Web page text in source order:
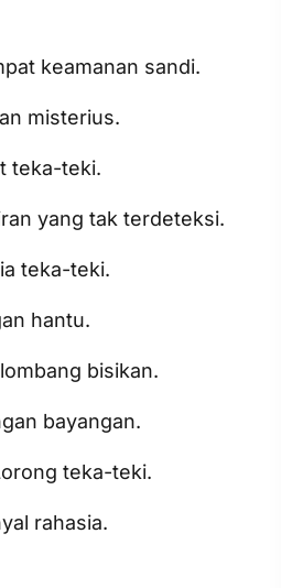
keamanan sandi.
misterius.
teka-teki.
yang tak terdeteksi.
teka-teki.
hantu.
bisikan.
bayangan.
teka-teki.
rahasia.